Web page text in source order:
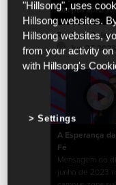
campus zona sul
Jun 25 2023
A Esperança
Fé
Mensagem do
junho de 2023
"Hillsong", uses
Hillsong websites.
Hillsong websites,
from your activity
with Hillsong's
Settings